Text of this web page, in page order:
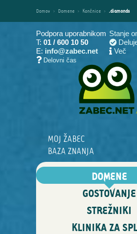
Domov › Domene › Končnice › .diamonds
Podpora uporabnikom
T: 01 / 600 10 50
E: info@zabec.net
Delovni čas
Stanje
Več
MOJ ŽABEC
BAZA ZNANJA
DOMENE
GOSTOVANJE
STREŽNIKI
KLINIKA ZA